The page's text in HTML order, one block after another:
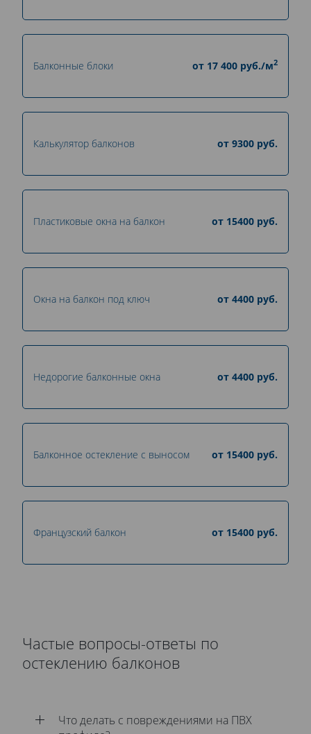
Балконные блоки от 17 400 руб./м2
Калькулятор балконов от 9300 руб.
Пластиковые окна на балкон от 15400 руб.
Окна на балкон под ключ от 4400 руб.
Недорогие балконные окна от 4400 руб.
Балконное остекление с выносом от 15400 руб.
Французский балкон от 15400 руб.
Частые вопросы-ответы по
остеклению балконов
Что делать с повреждениями на ПВХ